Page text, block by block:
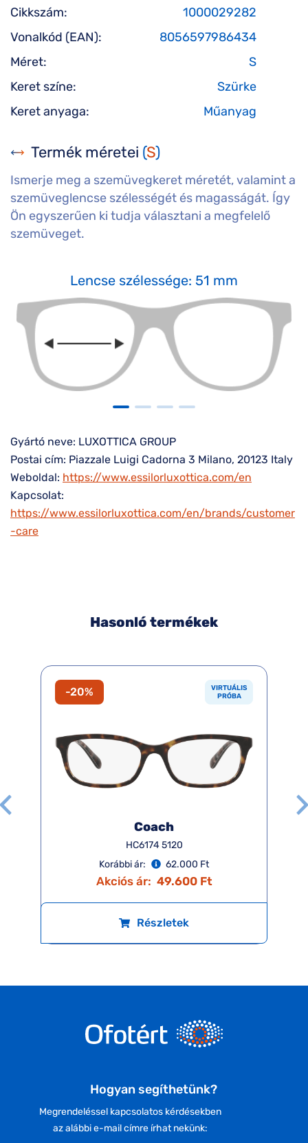
Cikkszám:
1000029282
Vonalkód (EAN):
8056597986434
Méret:
S
Keret színe:
Szürke
Keret anyaga:
Műanyag
Termék méretei (S)
Ismerje meg a szemüvegkeret méretét, valamint a
szemüveglencse szélességét és magasságát. Így
Ön egyszerűen ki tudja választani a megfelelő
szemüveget.
Lencse szélessége: 51 mm
Gyártó neve: LUXOTTICA GROUP
Postai cím: Piazzale Luigi Cadorna 3 Milano, 20123 Italy
Weboldal: https://www.essilorluxottica.com/en
Kapcsolat:
https://www.essilorluxottica.com/en/brands/customer
-care
Hasonló termékek
-20%
VIRTUÁLIS
PRÓBA
Coach
HC6174 5120
Korábbi ár:
62.000 Ft
Akciós ár: 49.600 Ft
Részletek
Hogyan segíthetünk?
Megrendeléssel kapcsolatos kérdésekben
az alábbi e-mail címre írhat nekünk: